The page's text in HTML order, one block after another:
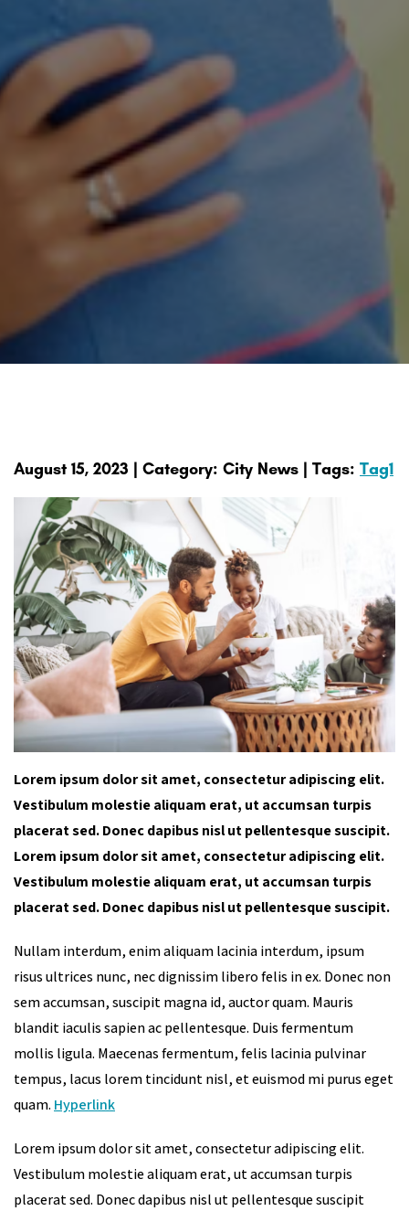
August 15, 2023 | Category: City News | Tags: Tag1
Lorem ipsum dolor sit amet, consectetur adipiscing elit.
Vestibulum molestie aliquam erat, ut accumsan turpis
placerat sed. Donec dapibus nisl ut pellentesque suscipit.
Lorem ipsum dolor sit amet, consectetur adipiscing elit.
Vestibulum molestie aliquam erat, ut accumsan turpis
placerat sed. Donec dapibus nisl ut pellentesque suscipit.
Nullam interdum, enim aliquam lacinia interdum, ipsum
risus ultrices nunc, nec dignissim libero felis in ex. Donec non
sem accumsan, suscipit magna id, auctor quam. Mauris
blandit iaculis sapien ac pellentesque. Duis fermentum
mollis ligula. Maecenas fermentum, felis lacinia pulvinar
tempus, lacus lorem tincidunt nisl, et euismod mi purus eget
quam. Hyperlink
Lorem ipsum dolor sit amet, consectetur adipiscing elit.
Vestibulum molestie aliquam erat, ut accumsan turpis
placerat sed. Donec dapibus nisl ut pellentesque suscipit